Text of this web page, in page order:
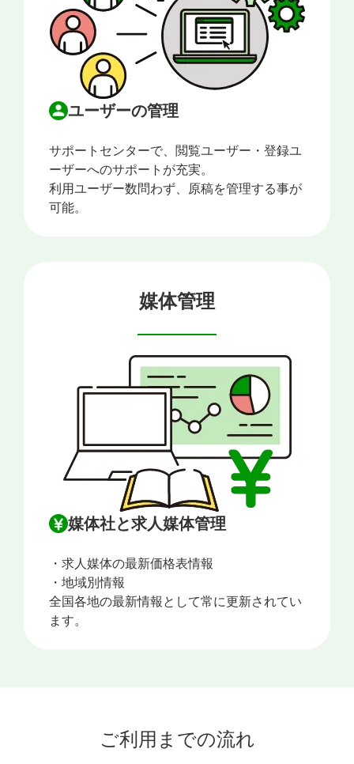
ユーザーの管理
サポートセンターで、閲覧ユーザー・登録ユ
ーザーへのサポートが充実。
利用ユーザー数問わず、原稿を管理する事が
可能。
媒体管理
媒体社と求人媒体管理
・求人媒体の最新価格表情報
・地域別情報
全国各地の最新情報として常に更新されてい
ます。
ご利用までの流れ